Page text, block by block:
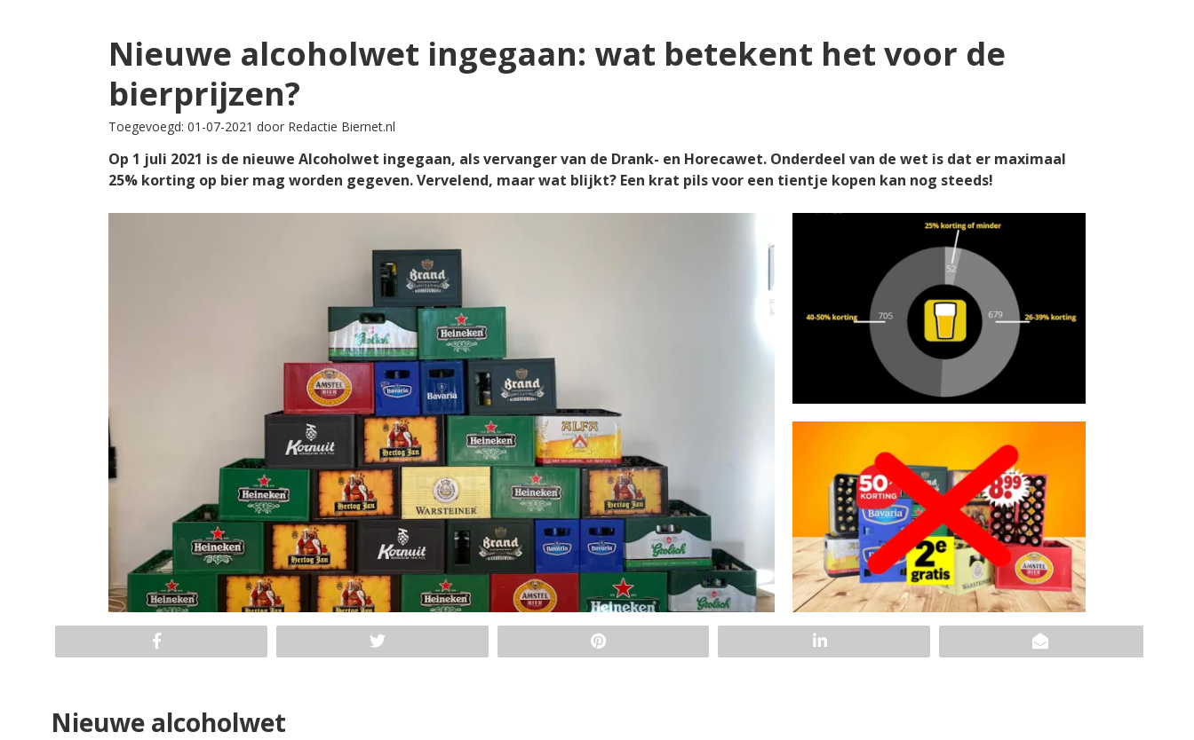
Nieuwe alcoholwet ingegaan: wat betekent het voor de
bierprijzen?
Toegevoegd: 01-07-2021 door Redactie Biernet.nl
Op 1 juli 2021 is de nieuwe Alcoholwet ingegaan, als vervanger van de Drank- en Horecawet. Onderdeel van de wet is dat er maximaal
25% korting op bier mag worden gegeven. Vervelend, maar wat blijkt? Een krat pils voor een tientje kopen kan nog steeds!
Nieuwe alcoholwet